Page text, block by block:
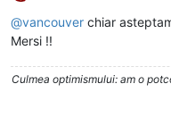
Deconectat
@vancouver chiar
Mersi !!
Culmea optimismului: am o